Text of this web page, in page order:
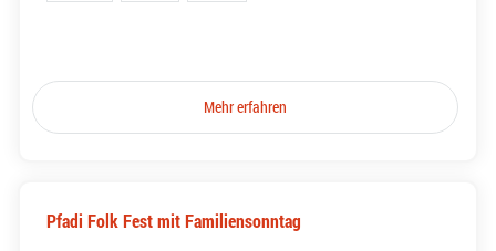
Mehr erfahren
Pfadi Folk Fest mit Familiensonntag